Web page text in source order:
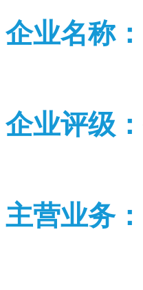
企业名称：
企业评级：
主营业务：